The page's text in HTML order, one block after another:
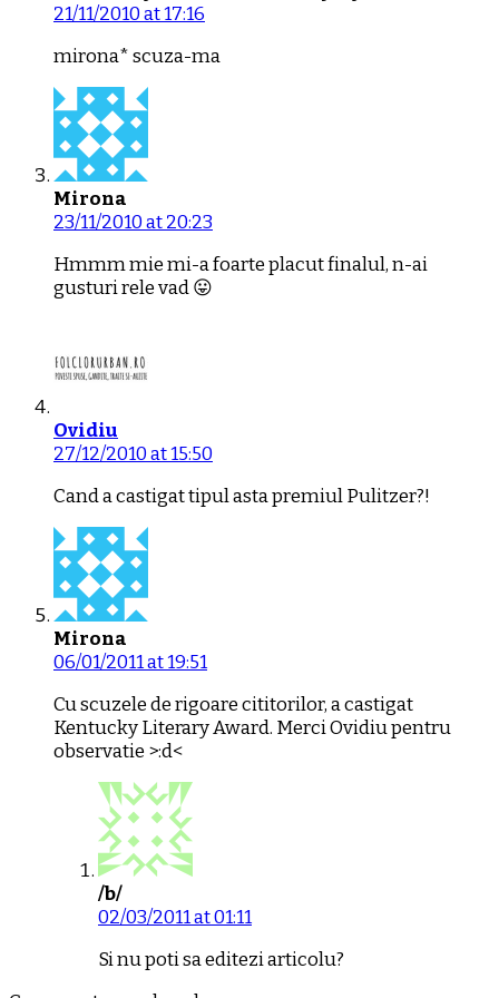
21/11/2010 at 17:16
mirona* scuza-ma
Mirona
23/11/2010 at 20:23
Hmmm mie mi-a foarte placut finalul, n-ai
gusturi rele vad 😛
Ovidiu
27/12/2010 at 15:50
Cand a castigat tipul asta premiul Pulitzer?!
Mirona
06/01/2011 at 19:51
Cu scuzele de rigoare cititorilor, a castigat
Kentucky Literary Award. Merci Ovidiu pentru
observatie >:d<
/b/
02/03/2011 at 01:11
Si nu poti sa editezi articolu?